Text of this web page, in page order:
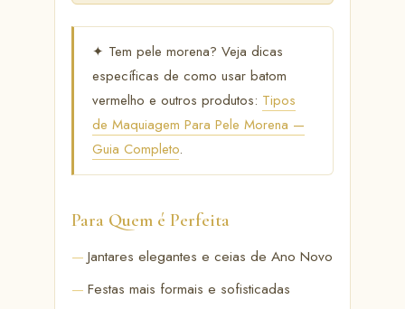
✦ Tem pele morena? Veja dicas
específicas de como usar batom
vermelho e outros produtos: Tipos
de Maquiagem Para Pele Morena —
Guia Completo.
Para Quem é Perfeita
Jantares elegantes e ceias de Ano Novo
Festas mais formais e sofisticadas